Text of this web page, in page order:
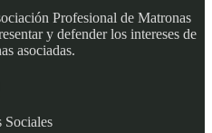
Profesional de Matronas
y defender los intereses de
asociadas.
Sociales